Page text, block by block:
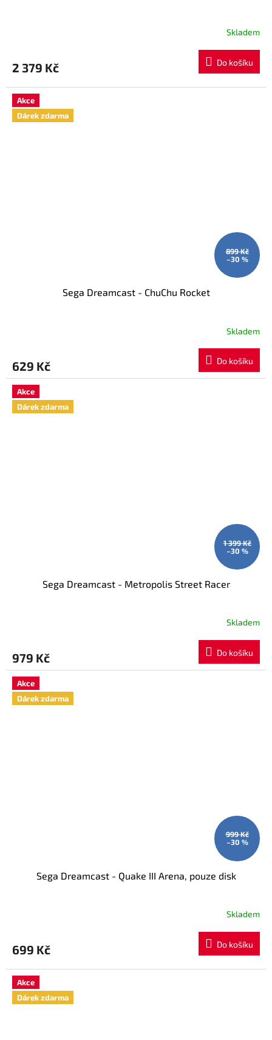
M
A
Skladem
2 379 Kč Do košíku
Akce
Dárek zdarma
899 Kč
–30 %
Sega Dreamcast - ChuChu Rocket
Skladem
629 Kč Do košíku
Akce
Dárek zdarma
1 399 Kč
–30 %
Sega Dreamcast - Metropolis Street Racer
Skladem
979 Kč Do košíku
Akce
Dárek zdarma
999 Kč
–30 %
Sega Dreamcast - Quake III Arena, pouze disk
Skladem
699 Kč Do košíku
Akce
Dárek zdarma